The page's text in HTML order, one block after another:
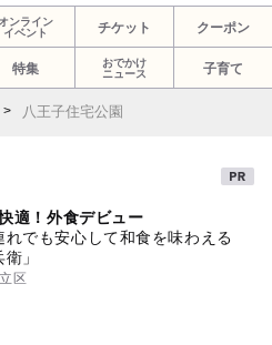
ンライン
イベント
チケット クーポン
特集
おでかけ
ニュース
子育て
八王子住宅公園
適！外食デビュー
れでも安心して和食を味わえる
」
区